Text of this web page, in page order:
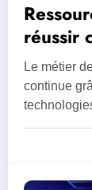
réussir
Le métier
continue